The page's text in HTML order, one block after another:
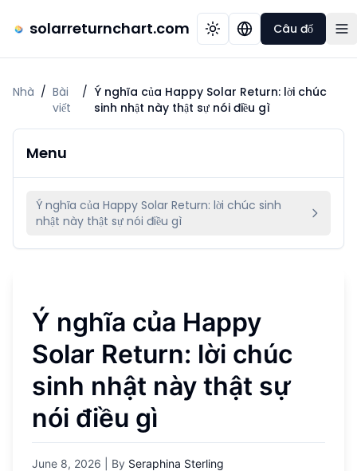
solarreturnchart.com Câu đố
Nhà / Bài
viết
/ Ý nghĩa của Happy Solar Return: lời chúc
sinh nhật này thật sự nói điều gì
Menu
Ý nghĩa của Happy Solar Return: lời chúc sinh
nhật này thật sự nói điều gì
Ý nghĩa của Happy
Solar Return: lời chúc
sinh nhật này thật sự
nói điều gì
June 8, 2026 | By Seraphina Sterling